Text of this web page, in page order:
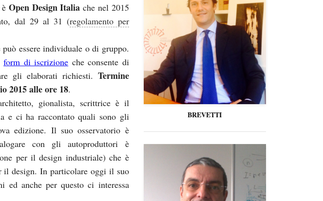
Open Design Italia che nel 2015
dal 29 al 31 (regolamento per
essere individuale o di gruppo.
form di iscrizione che consente di
gli elaborati richiesti. Termine
2015 alle ore 18.
gionalista, scrittrice è il
e ci ha raccontato quali sono gli
edizione. Il suo osservatorio è
con gli autoproduttori è
per il design industriale) che è
il design. In particolare oggi il suo
ed anche per questo ci interessa
BREVETTI